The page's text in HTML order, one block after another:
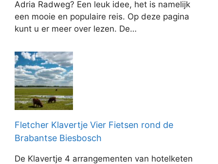
Adria Radweg? Een leuk idee, het is namelijk
een mooie en populaire reis. Op deze pagina
kunt u er meer over lezen. De…
Fletcher Klavertje Vier Fietsen rond de
Brabantse Biesbosch
De Klavertje 4 arrangementen van hotelketen